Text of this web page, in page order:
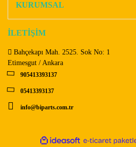
Bu ürüne benzer farklı alternatifler olmalı.
KURUMSAL
İLETİŞİM
Bahçekapı Mah. 2525. Sok No: 1
Etimesgut / Ankara
905413393137
05413393137
info@biparts.com.tr
ideasoft